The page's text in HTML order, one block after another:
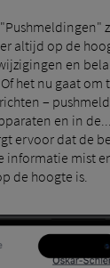
altijd op de
en
het nu gaat om
–
en in
ervoor dat de
informatie mist
de hoogte is.